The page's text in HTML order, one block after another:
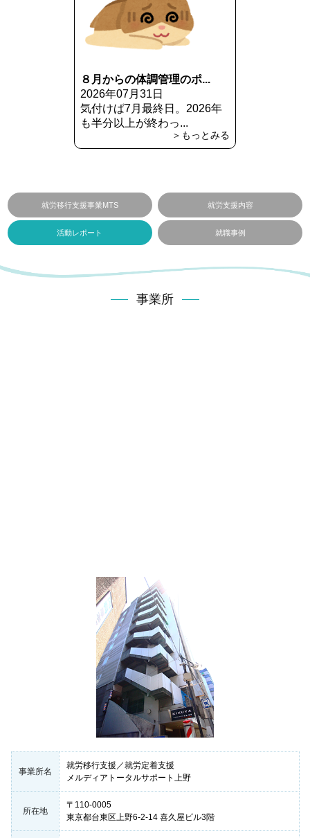
８月からの体調管理のポ...
2026年07月31日
気付けば7月最終日。2026年
も半分以上が終わっ...
＞もっとみる
就労移行支援事業MTS 就労支援内容
活動レポート 就職事例
事業所
事業所名
就労移行支援／就労定着支援
メルディアトータルサポート上野
所在地
〒110-0005
東京都台東区上野6-2-14 喜久屋ビル3階